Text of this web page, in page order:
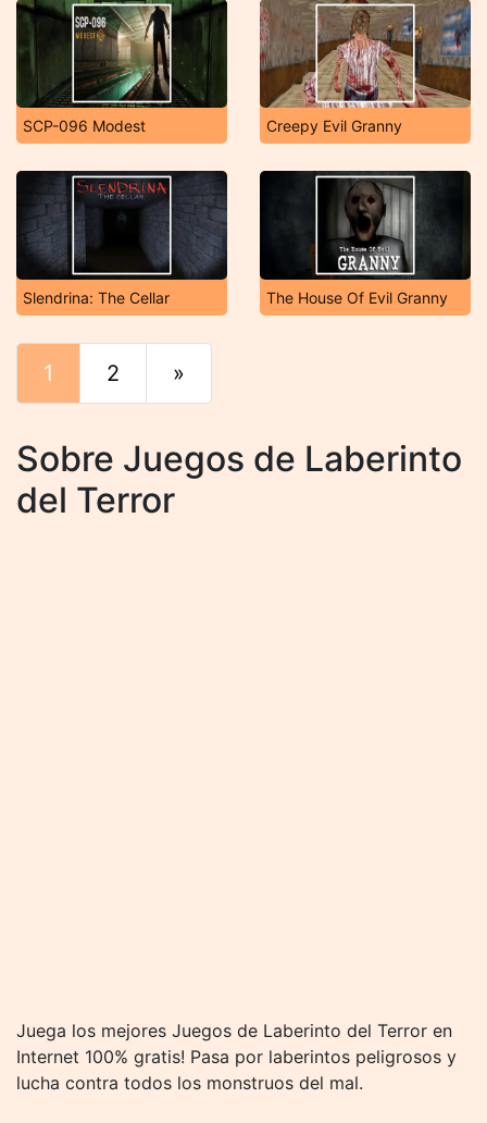
SCP-096 Modest Creepy Evil Granny
Slendrina: The Cellar The House Of Evil Granny
1 2 »
Sobre Juegos de Laberinto
del Terror
Juega los mejores Juegos de Laberinto del Terror en
Internet 100% gratis! Pasa por laberintos peligrosos y
lucha contra todos los monstruos del mal.